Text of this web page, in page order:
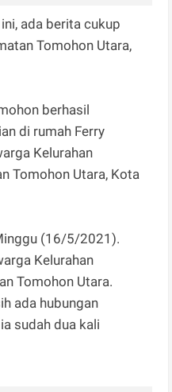
ada berita cukup
Tomohon Utara,
berhasil
di rumah Ferry
Kelurahan
Tomohon Utara, Kota
(16/5/2021).
Kelurahan
Tomohon Utara.
ada hubungan
sudah dua kali